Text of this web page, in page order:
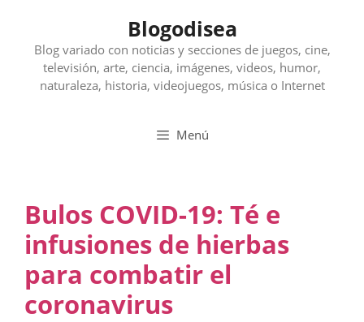
contenido
Blogodisea
Blog variado con noticias y secciones de juegos, cine,
televisión, arte, ciencia, imágenes, videos, humor,
naturaleza, historia, videojuegos, música o Internet
Menú
Bulos COVID-19: Té e
infusiones de hierbas
para combatir el
coronavirus